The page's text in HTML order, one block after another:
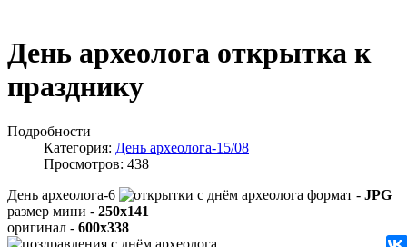
День археолога открытка к
празднику
Подробности
Категория: День археолога-15/08
Просмотров: 438
День археолога-6
формат - JPG
размер мини - 250x141
оригинал - 600x338